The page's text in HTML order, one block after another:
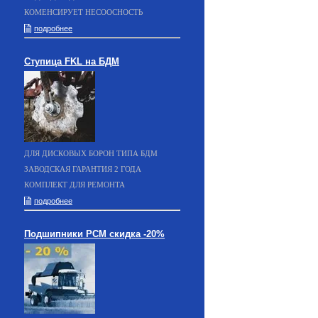
КОМЕНСИРУЕТ НЕСООСНОСТЬ
подробнее
Ступица FKL на БДМ
ДЛЯ ДИСКОВЫХ БОРОН ТИПА БДМ
ЗАВОДСКАЯ ГАРАНТИЯ 2 ГОДА
КОМПЛЕКТ ДЛЯ РЕМОНТА
подробнее
Подшипники РСМ скидка -20%